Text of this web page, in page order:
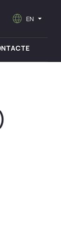
language EN arrow_drop_down